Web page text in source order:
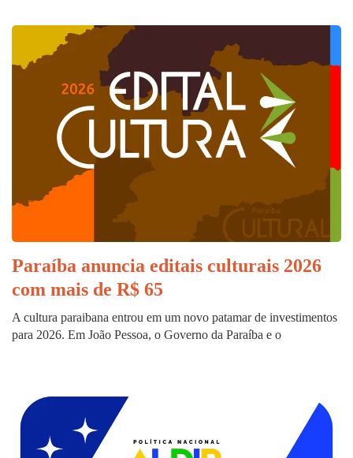
Paraíba anuncia editais culturais 2026
com mais de R$ 65
A cultura paraibana entrou em um novo patamar de investimentos
para 2026. Em João Pessoa, o Governo da Paraíba e o